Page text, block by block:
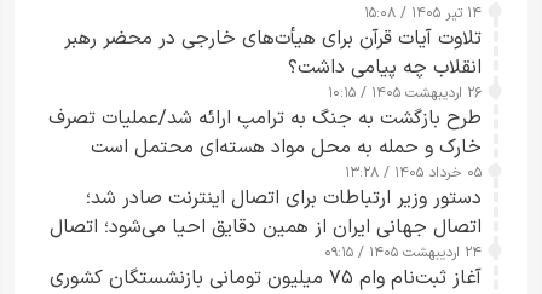
۱۴ تیر ۱۴۰۵ / ۱۵:۰۸
تلاوت آیات قرآن برای هیأت‌های خارجی در محضر رهبر
انقلاب چه پیامی داشت؟
۲۶ اردیبهشت ۱۴۰۵ / ۱۰:۱۵
طرح‌ بازگشت به جنگ به ترامپ ارائه شد/عملیات تصرف
خارک و حمله به محل مواد هسته‌ای محتمل است
۰۵ خرداد ۱۴۰۵ / ۱۳:۲۸
دستور وزیر ارتباطات برای اتصال اینترنت صادر شد؛
اتصال جهانی ایران از همین دقایق احیا می‌شود؛ اتصال
کامل مردم تا ۲۴ ساعت آینده
۲۴ اردیبهشت ۱۴۰۵ / ۰۹:۱۵
آغاز ثبت‌نام وام ۷۵ میلیون تومانی بازنشستگان کشوری